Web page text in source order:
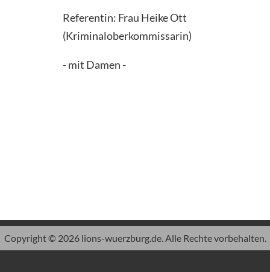
Referentin: Frau Heike Ott
(Kriminaloberkommissarin)
- mit Damen -
Copyright © 2026 lions-wuerzburg.de. Alle Rechte vorbehalten.